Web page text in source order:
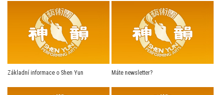
Základní informace o Shen Yun Máte newsletter?